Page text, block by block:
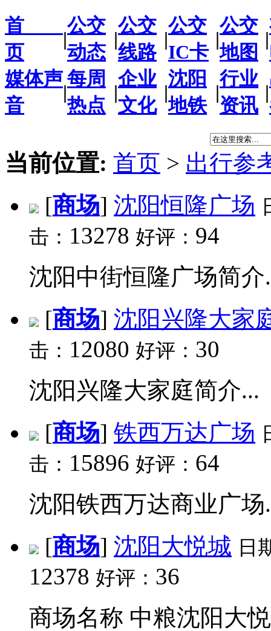
首
页
|
公交
动态
|
公交
线路
|
公交
IC卡
|
公交
地图
|
媒体声
音
|
每周
热点
|
企业
文化
|
沈阳
地铁
|
行业
资讯
|
当前位置: 首页 > 出行参
[商场] 沈阳恒隆广场
击： 13278 好评： 94
沈阳中街恒隆广场简介
[商场] 沈阳兴隆大家
击： 12080 好评： 30
沈阳兴隆大家庭简介...
[商场] 铁西万达广场
击： 15896 好评： 64
沈阳铁西万达商业广场
[商场] 沈阳大悦城 日
12378 好评： 36
商场名称 中粮沈阳大